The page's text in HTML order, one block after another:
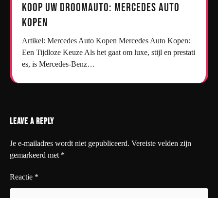
Koop uw droomauto: Mercedes auto
kopen
Artikel: Mercedes Auto Kopen Mercedes Auto Kopen:
Een Tijdloze Keuze Als het gaat om luxe, stijl en prestati
es, is Mercedes-Benz…
Leave a Reply
Je e-mailadres wordt niet gepubliceerd. Vereiste velden zijn
gemarkeerd met *
Reactie *